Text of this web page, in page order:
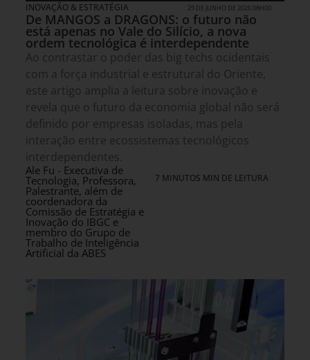
INOVAÇÃO & ESTRATÉGIA 29 DE JUNHO DE 2026 08H00
De MANGOS a DRAGONS: o futuro não
está apenas no Vale do Silício, a nova
ordem tecnológica é interdependente
Ao contrastar o poder das big techs ocidentais
com a força industrial e estrutural do Oriente,
este artigo amplia a leitura sobre inovação e
revela que o futuro da economia global não será
definido por empresas isoladas, mas pela
interação entre ecossistemas tecnológicos
interdependentes.
Ale Fu - Executiva de
Tecnologia, Professora,
Palestrante, além de
coordenadora da
Comissão de Estratégia e
Inovação do IBGC e
membro do Grupo de
Trabalho de Inteligência
Artificial da ABES
7 MINUTOS MIN DE LEITURA